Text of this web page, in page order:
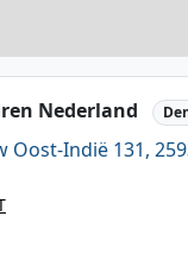
Nederland
Oost-Indië 131,